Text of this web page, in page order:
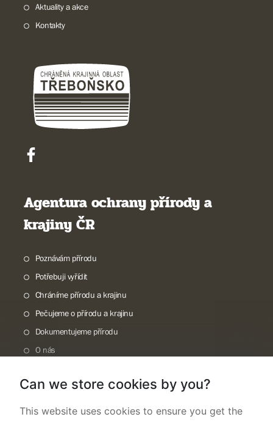
Aktuality a akce
Kontakty
Agentura ochrany přírody a
krajiny ČR
Poznávám přírodu
Potřebuji vyřídit
Chráníme přírodu a krajinu
Pečujeme o přírodu a krajinu
Dokumentujeme přírodu
O nás
Can we store cookies by you?
This website uses cookies to ensure you get the